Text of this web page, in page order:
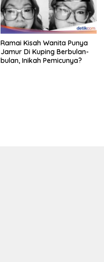
Ramai Kisah Wanita Punya
Jamur Di Kuping Berbulan-
bulan, Inikah Pemicunya?